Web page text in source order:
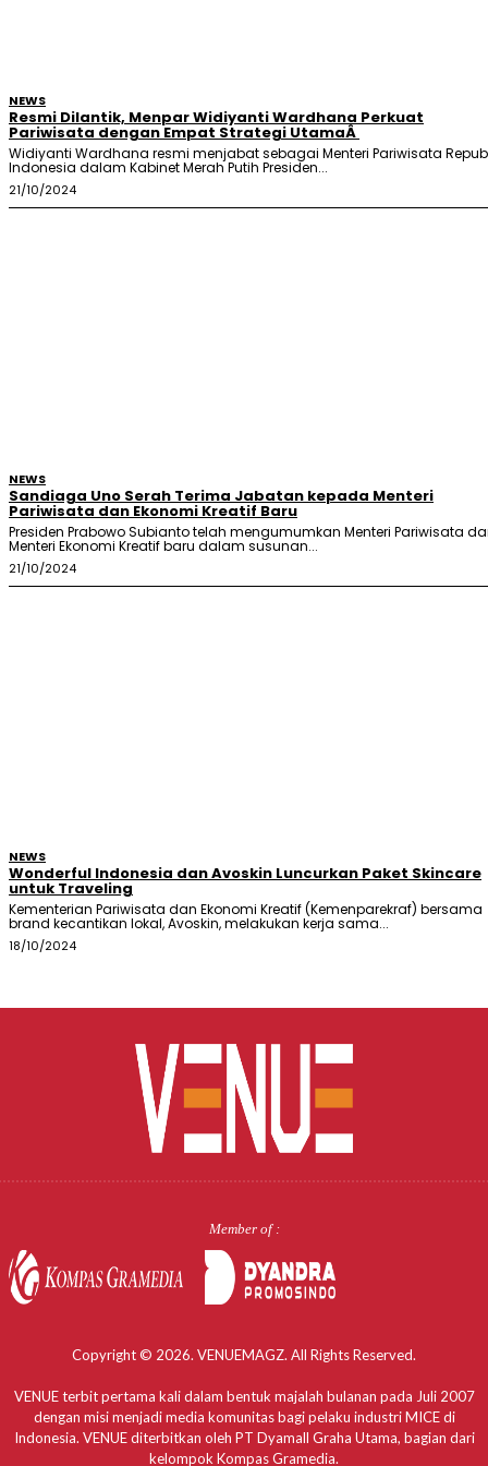
NEWS
Resmi Dilantik, Menpar Widiyanti Wardhana Perkuat
Pariwisata dengan Empat Strategi UtamaÂ
Widiyanti Wardhana resmi menjabat sebagai Menteri Pariwisata
Indonesia dalam Kabinet Merah Putih Presiden...
21/10/2024
NEWS
Sandiaga Uno Serah Terima Jabatan kepada Menteri
Pariwisata dan Ekonomi Kreatif Baru
Presiden Prabowo Subianto telah mengumumkan Menteri Pariwisata
Menteri Ekonomi Kreatif baru dalam susunan...
21/10/2024
NEWS
Wonderful Indonesia dan Avoskin Luncurkan Paket Skincare
untuk Traveling
Kementerian Pariwisata dan Ekonomi Kreatif (Kemenparekraf) bersama
brand kecantikan lokal, Avoskin, melakukan kerja sama...
18/10/2024
Member of :
Copyright © 2026. VENUEMAGZ. All Rights Reserved.
VENUE terbit pertama kali dalam bentuk majalah bulanan pada Juli 2007
dengan misi menjadi media komunitas bagi pelaku industri MICE di
Indonesia. VENUE diterbitkan oleh PT Dyamall Graha Utama, bagian dari
kelompok Kompas Gramedia.